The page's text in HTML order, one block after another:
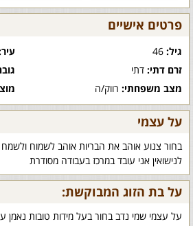
פרטים אישיים
גיל:
זרם דתי: דתי
מצב משפחתי: רווק/ה
על עצמי
בחור צנוע אוהב את הבריות אוהב לשמוח ולשמח
לנישואין אני עובד במרכז בעבודה מסודרת
על בת הזוג המבוקשת:
על עצמי שמי נדב בחור בעל מידות טובות נאמן